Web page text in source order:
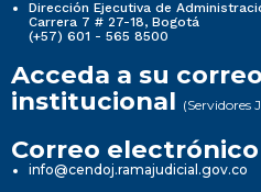
Dirección Ejecutiva de
Carrera 7 # 27-18, Bogotá
(+57) 601 - 565 8500
Acceda a su
institucional (Servidores
Correo
info@cendoj.ramajudicial.gov.co